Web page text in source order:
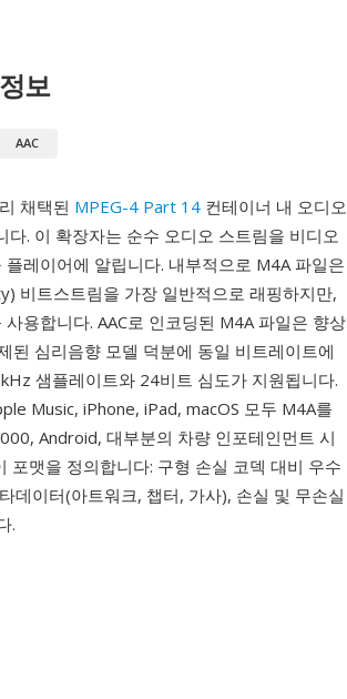
보
AAC
채택된 MPEG-4 Part 14 컨테이너 내 오디오
. 이 확장자는 순수 오디오 스트림을 비디오
레이어에 알립니다. 내부적으로 M4A 파일은
비트스트림을 가장 일반적으로 래핑하지만,
용합니다. AAC로 인코딩된 M4A 파일은 향상
된 심리음향 모델 덕분에 동일 비트레이트에
샘플레이트와 24비트 심도가 지원됩니다.
Music, iPhone, iPad, macOS 모두 M4A를
Android, 대부분의 차량 인포테인먼트 시
포맷을 정의합니다: 구형 손실 코덱 대비 우수
데이터(아트워크, 챕터, 가사), 손실 및 무손실
.